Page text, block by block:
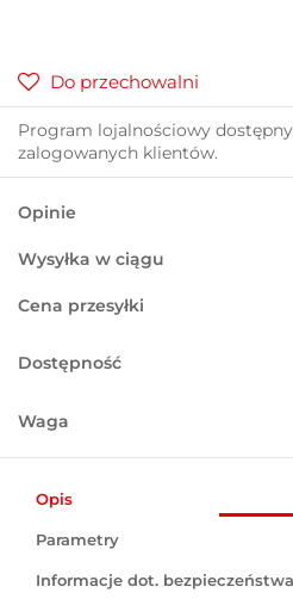
Do przechowalni
Program lojalnościowy
zalogowanych klientów.
Opinie
Wysyłka w ciągu
Cena przesyłki
Dostępność
Waga
Opis
Parametry
Informacje dot. bezpieczeństwa